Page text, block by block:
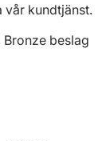
vår kundtjänst.
beslag